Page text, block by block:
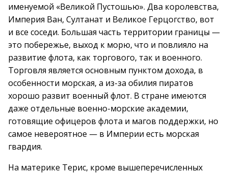
именуемой «Великой Пустошью». Два королевства,
Империя Ван, Султанат и Великое Герцогство, вот
и все соседи. Большая часть территории границы —
это побережье, выход к морю, что и повлияло на
развитие флота, как торгового, так и военного.
Торговля является основным пунктом дохода, в
особенности морская, а из-за обилия пиратов
хорошо развит военный флот. В стране имеются
даже отдельные военно-морские академии,
готовящие офицеров флота и магов поддержки, но
самое невероятное — в Империи есть морская
гвардия.
На материке Терис, кроме вышеперечисленных